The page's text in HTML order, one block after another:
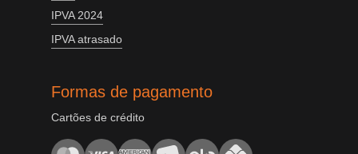
IPVA 2024
IPVA atrasado
Formas de pagamento
Cartões de crédito